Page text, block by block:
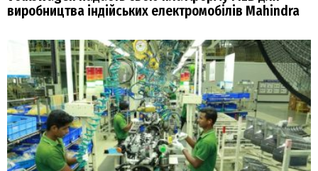
виробництва індійських електромобілів Mahindra